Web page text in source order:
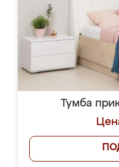
Тумба